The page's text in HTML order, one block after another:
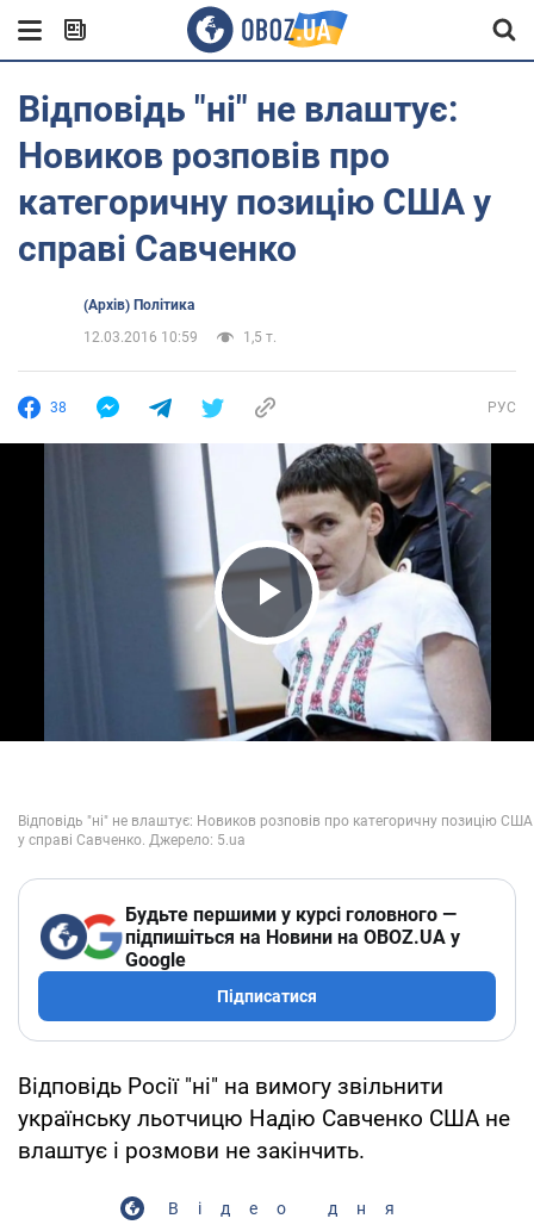
Відповідь "ні" не влаштує:
Новиков розповів про
категоричну позицію США у
справі Савченко
(Архів) Політика
12.03.2016 10:59
1,5 т.
38 РУС
Play Video
Будьте першими у курсі головного —
підпишіться на Новини на OBOZ.UA у
Google
Підписатися
Відповідь Росії "ні" на вимогу звільнити
українську льотчицю Надію Савченко США не
влаштує і розмови не закінчить.
Відео дня